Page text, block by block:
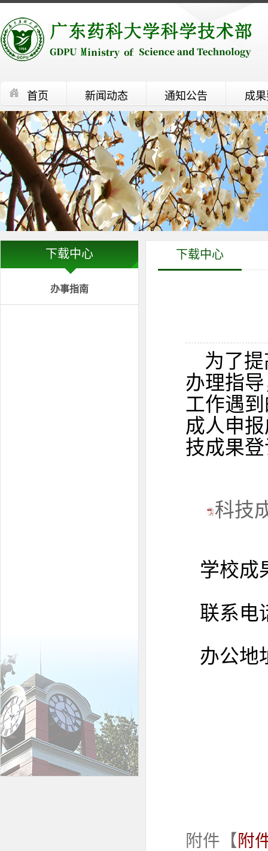
首页 新闻动态 通知公告 成
下载中心
办事指南
下载中心
为了
办理指
工作遇
成人申
技成果
科技
学校成
联系电
办公地
附件【 附